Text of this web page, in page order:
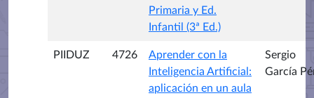
Primaria y Ed.
Infantil (3ª Ed.)
PIIDUZ 4726
Aprender con la
Inteligencia Artificial:
aplicación en un aula
Sergio
García